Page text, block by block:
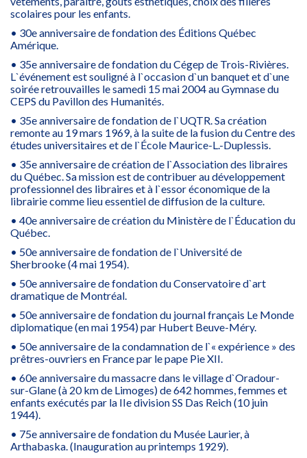
scolaires pour les enfants.
• 30e anniversaire de fondation des Éditions Québec
Amérique.
• 35e anniversaire de fondation du Cégep de Trois-Rivières.
L`événement est souligné à l`occasion d`un banquet et d`une
soirée retrouvailles le samedi 15 mai 2004 au Gymnase du
CEPS du Pavillon des Humanités.
• 35e anniversaire de fondation de l`UQTR. Sa création
remonte au 19 mars 1969, à la suite de la fusion du Centre des
études universitaires et de l`École Maurice-L.-Duplessis.
• 35e anniversaire de création de l`Association des libraires
du Québec. Sa mission est de contribuer au développement
professionnel des libraires et à l`essor économique de la
librairie comme lieu essentiel de diffusion de la culture.
• 40e anniversaire de création du Ministère de l`Éducation du
Québec.
• 50e anniversaire de fondation de l`Université de
Sherbrooke (4 mai 1954).
• 50e anniversaire de fondation du Conservatoire d`art
dramatique de Montréal.
• 50e anniversaire de fondation du journal français Le Monde
diplomatique (en mai 1954) par Hubert Beuve-Méry.
• 50e anniversaire de la condamnation de l`« expérience » des
prêtres-ouvriers en France par le pape Pie XII.
• 60e anniversaire du massacre dans le village d`Oradour-
sur-Glane (à 20 km de Limoges) de 642 hommes, femmes et
enfants exécutés par la IIe division SS Das Reich (10 juin
1944).
• 75e anniversaire de fondation du Musée Laurier, à
Arthabaska. (Inauguration au printemps 1929).